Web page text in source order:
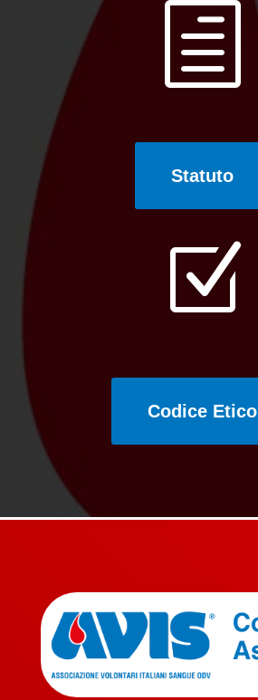
h
Statuto
Z
Codice Etico